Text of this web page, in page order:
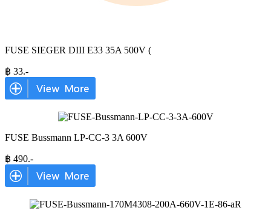
FUSE SIEGER DIII E33 35A 500V (
฿ 33.-
FUSE Bussmann LP-CC-3 3A 600V
฿ 490.-